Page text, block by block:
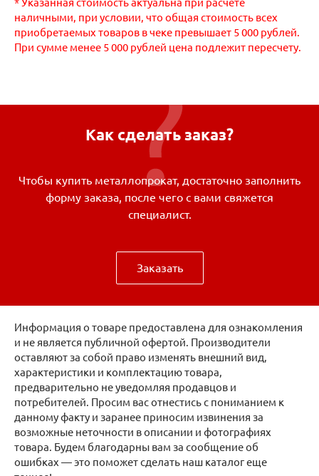
* Указанная стоимость актуальна при расчете
наличными, при условии, что общая стоимость всех
приобретаемых товаров в чеке превышает 5 000 рублей.
При сумме менее 5 000 рублей цена подлежит пересчету.
Как сделать заказ?
Чтобы купить металлопрокат, достаточно заполнить
форму заказа, после чего с вами свяжется
специалист.
Заказать
Информация о товаре предоставлена для ознакомления
и не является публичной офертой. Производители
оставляют за собой право изменять внешний вид,
характеристики и комплектацию товара,
предварительно не уведомляя продавцов и
потребителей. Просим вас отнестись с пониманием к
данному факту и заранее приносим извинения за
возможные неточности в описании и фотографиях
товара. Будем благодарны вам за сообщение об
ошибках — это поможет сделать наш каталог еще